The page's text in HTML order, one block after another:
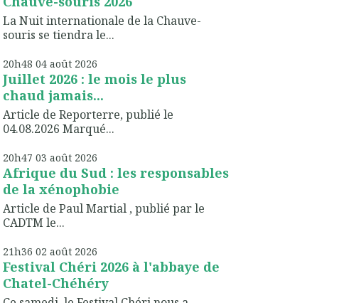
La Nuit internationale de la Chauve-
souris se tiendra le...
20h48 04 août 2026
Juillet 2026 : le mois le plus
chaud jamais...
Article de Reporterre, publié le
04.08.2026 Marqué...
20h47 03 août 2026
Afrique du Sud : les responsables
de la xénophobie
Article de Paul Martial , publié par le
CADTM le...
21h36 02 août 2026
Festival Chéri 2026 à l'abbaye de
Chatel-Chéhéry